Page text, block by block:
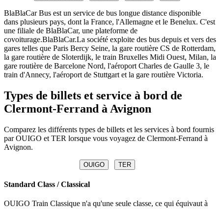
BlaBlaCar Bus est un service de bus longue distance disponible
dans plusieurs pays, dont la France, l'Allemagne et le Benelux. C'est
une filiale de BlaBlaCar, une plateforme de
covoiturage.BlaBlaCar.La société exploite des bus depuis et vers des
gares telles que Paris Bercy Seine, la gare routière CS de Rotterdam,
la gare routière de Sloterdijk, le train Bruxelles Midi Ouest, Milan, la
gare routière de Barcelone Nord, l'aéroport Charles de Gaulle 3, le
train d'Annecy, l'aéroport de Stuttgart et la gare routière Victoria.
Types de billets et service à bord de
Clermont-Ferrand à Avignon
Comparez les différents types de billets et les services à bord fournis
par OUIGO et TER lorsque vous voyagez de Clermont-Ferrand à
Avignon.
OUIGO TER
Standard Class / Classical
OUIGO Train Classique n'a qu'une seule classe, ce qui équivaut à